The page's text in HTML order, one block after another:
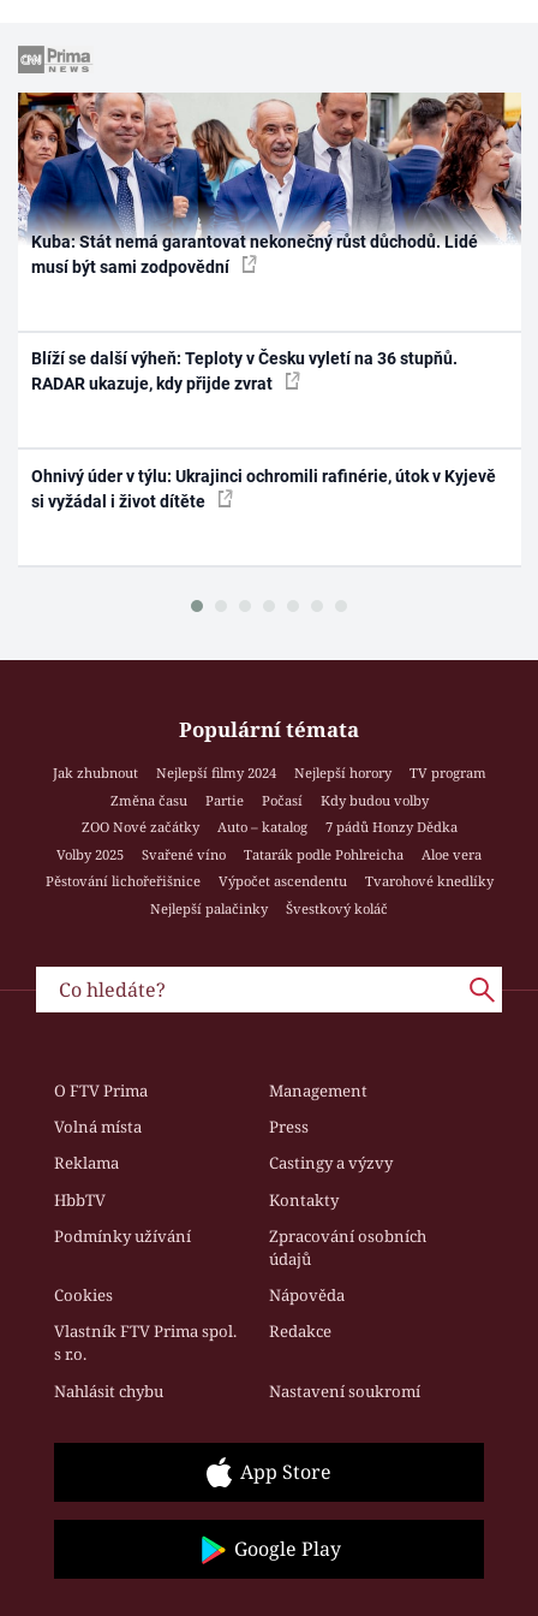
Kuba: Stát nemá garantovat nekonečný růst důchodů. Lidé
musí být sami zodpovědní
Blíží se další výheň: Teploty v Česku vyletí na 36 stupňů.
RADAR ukazuje, kdy přijde zvrat
Ohnivý úder v týlu: Ukrajinci ochromili rafinérie, útok v Kyjevě
si vyžádal i život dítěte
Populární témata
Jak zhubnout Nejlepší filmy 2024 Nejlepší horory
TV program
Změna času
Partie Počasí
Kdy budou volby
ZOO Nové začátky
Auto – katalog
7 pádů Honzy Dědka
Volby 2025
Svařené víno Tatarák podle Pohlreicha
Aloe vera
Pěstování lichořeřišnice
Výpočet ascendentu
Tvarohové knedlíky
Nejlepší palačinky
Švestkový koláč
O FTV Prima
Management
Volná místa
Press
Reklama
Castingy a výzvy
HbbTV
Kontakty
Podmínky užívání
Zpracování osobních
údajů
Cookies
Nápověda
Vlastník FTV Prima spol.
s r.o.
Redakce
Nahlásit chybu Nastavení soukromí
App Store
Google Play